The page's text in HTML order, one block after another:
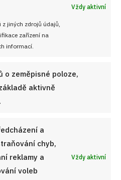
Vždy aktivní
jiných zdrojů údajů,
zařízení na
informací.
o zeměpisné poloze,
aktivně
a
chyb,
reklamy a
voleb
Vždy aktivní